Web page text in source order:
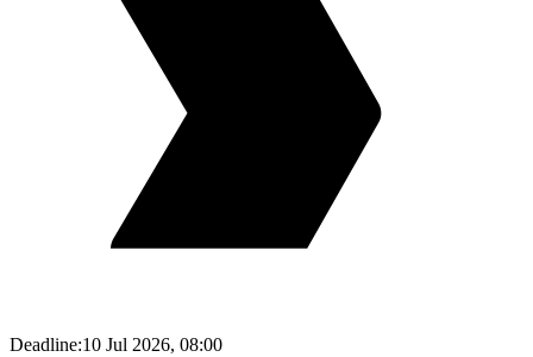
Deadline:10 Jul 2026, 08:00